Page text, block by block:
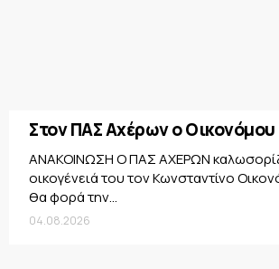
Στον ΠΑΣ Αχέρων ο Οικονόμου
ΑΝΑΚΟΙΝΩΣΗ Ο ΠΑΣ ΑΧΕΡΩΝ
οικογένειά του τον Κωνσταντίνο
θα φορά την...
04.08.2026